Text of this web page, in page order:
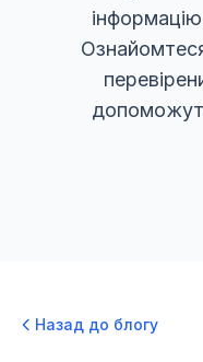
Назад до блогу